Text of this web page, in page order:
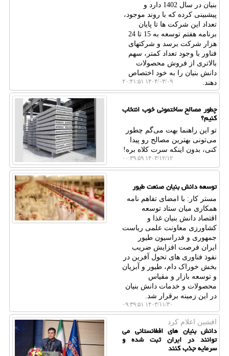
بنیان در سال 1402 دارد و
پیشبینی کرده که با روند موجود،
تعداد این شرکت ها تا پایان
برنامه هفتم توسعه به 15 تا 24
هزار شرکت برسد و شرکتهای
فناور با وجود تعداد کمتر، سهم
بالاتری از فروش محصولات
دانش بنیان را به خود اختصاص
دهند.
۱۴۰۴/۰۳/۰۹ ۲۰:۴۱:۵۱
چطور مصالح ساختمونی خوب انتخاب
کنیم؟
تو این راهنما بهت می‌گم چطور
می‌تونی بهترین مصالح رو پیدا
کنی، بدون اینکه سرت کلاه بره!
۱۴۰۳/۱۲/۱۲ ۰۰:۳۹:۵۹
توسعه دانش بنیان صنعت طیور
مستر کار: با امضای تفاهم نامه
همکاری میان ستاد توسعه
اقتصاد دانش بنیان غذا و
کشاورزی معاونت علمی ریاست
جمهوری و فدراسیون طیور
ایران فرصت افزایش ضریب
نفوذ فناوری های تحول آفرین در
بخش خوراک دام، طیور و آبزیان
و توسعه بازار و مقیاس
محصولات و خدمات دانش بنیان
در این زمینه برقرار شد.
۱۴۰۳/۱۱/۳۰ ۰۹:۳۹:۵۱
افشین اعلام كرد
دانش بنیان های افغانستانی می
توانند در ایران ثبت شده و
سرمایه جذب کنند